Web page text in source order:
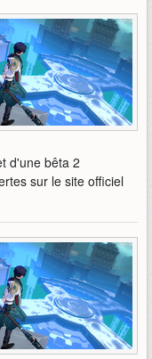
d'une bêta 2
sur le site officiel